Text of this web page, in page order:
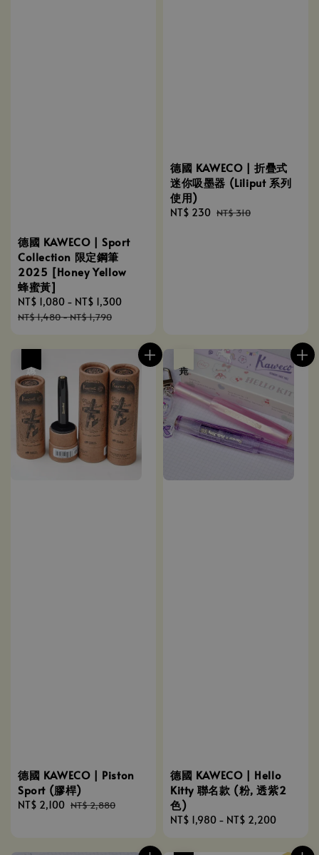
德國 KAWECO | Sport
Collection 限定鋼筆
2025 [Honey Yellow
蜂蜜黃]
Sale
price
NT$ 1,080 - NT$ 1,300
NT$ 1,480-NT$ 1,790
德國 KAWECO | 折疊式
迷你吸墨器 (Liliput 系列
使用)
Sale
NT$ 230 Regular
NT$ 310
德國 KAWECO | Piston
Sport (膠桿)
Sale
NT$ 2,100 Regular
NT$ 2,880
德國 KAWECO | Hello
Kitty 聯名款 (粉, 透紫2
色)
Regular
NT$ 1,980 - NT$ 2,200